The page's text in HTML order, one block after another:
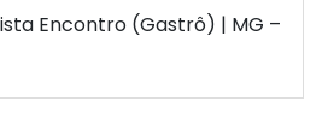
Encontro (Gastrô) | MG –